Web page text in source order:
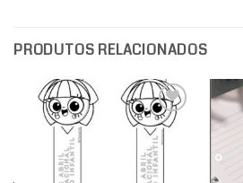
PRODUTOS RELACIONADOS
Adicionar
a lista de